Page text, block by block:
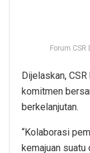
Forum
Dijelaskan,
komitmen
berkelanjutan.
“Kolaborasi
kemajuan suatu